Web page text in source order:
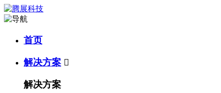
首页
解决方案 
解决方案